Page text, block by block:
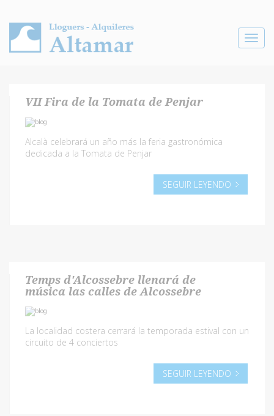
Toggle
VII Fira de la Tomata de Penjar
Alcalà celebrará un año más la feria gastronómica
dedicada a la Tomata de Penjar
SEGUIR LEYENDO
Temps d'Alcossebre llenará de
música las calles de Alcossebre
La localidad costera cerrará la temporada estival con un
circuito de 4 conciertos
SEGUIR LEYENDO